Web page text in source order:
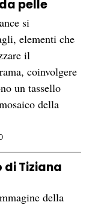
pelle
si
elementi che
il
coinvolgere
un tassello
della
Tiziana
della